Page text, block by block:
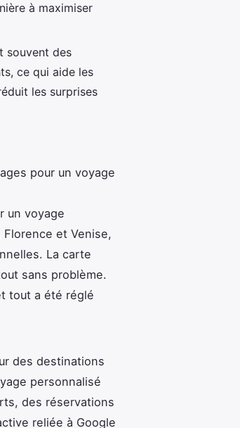
à maximiser
souvent des
ce qui aide les
les surprises
pour un voyage
un voyage
et Venise,
La carte
sans problème.
tout a été réglé
des destinations
personnalisé
des réservations
reliée à Google